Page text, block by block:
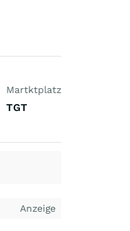
Martktplatz
TGT
Anzeige